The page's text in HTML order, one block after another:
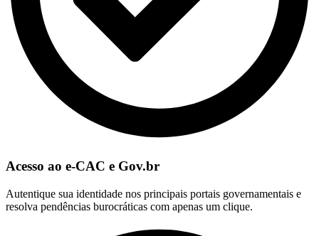
Acesso ao e-CAC e Gov.br
Autentique sua identidade nos principais portais governamentais e
resolva pendências burocráticas com apenas um clique.